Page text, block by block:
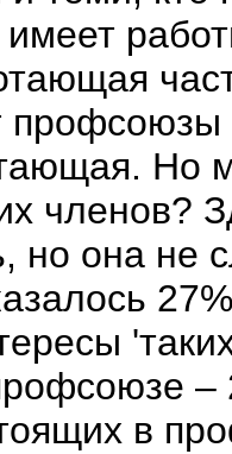
имеет
профсоюзы
Но
членов?
но она не
в